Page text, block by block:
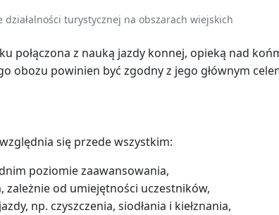
działalności turystycznej na obszarach wiejskich
połączona z nauką jazdy konnej, opieką nad
obozu powinien być zgodny z jego głównym
się przede wszystkim:
poziomie zaawansowania,
zależnie od umiejętności uczestników,
np. czyszczenia, siodłania i kiełznania,